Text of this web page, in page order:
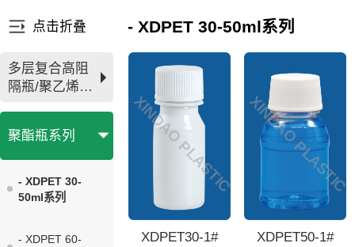
点击折叠 - XDPET 30-50ml系列
多层复合高阻
隔瓶/聚乙烯瓶
聚酯瓶系列
- XDPET 30-
50ml系列
- XDPET 60-
XINDAO PLASTIC
XDPET30-1#
XINDAO PLASTIC
XDPET50-1#